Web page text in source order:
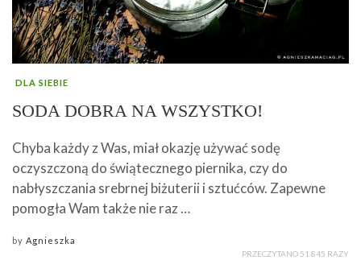
DLA SIEBIE
SODA DOBRA NA WSZYSTKO!
Chyba każdy z Was, miał okazję używać sodę
oczyszczoną do świątecznego piernika, czy do
nabłyszczania srebrnej biżuterii i sztućców. Zapewne
pomogła Wam także nie raz …
by Agnieszka
PRZECZYTANO 51 845 RAZY